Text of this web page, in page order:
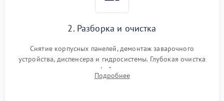
2. Разборка и очистка
Снятие корпусных панелей, демонтаж заварочного
устройства, диспенсера и гидросистемы. Глубокая очистка
внутренних узлов от кофейных масел, жмыха и накипи.
Промывка дренажных каналов и фильтров с использованием
Подробнее